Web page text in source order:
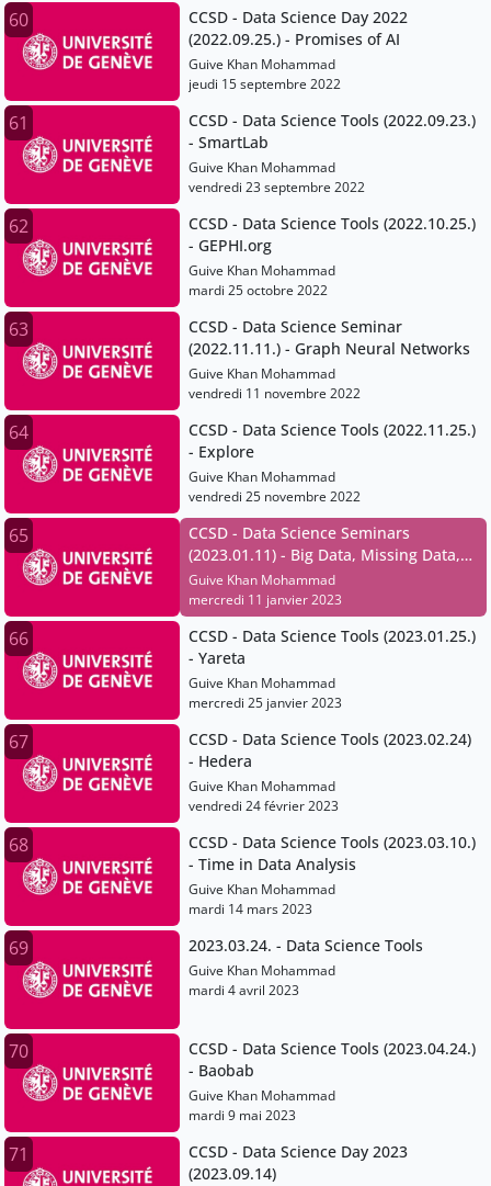
60
CCSD - Data Science Day 2022
(2022.09.25.) - Promises of AI
Guive Khan Mohammad
jeudi 15 septembre 2022
61
CCSD - Data Science Tools (2022.09.23.)
- SmartLab
Guive Khan Mohammad
vendredi 23 septembre 2022
62
CCSD - Data Science Tools (2022.10.25.)
- GEPHI.org
Guive Khan Mohammad
mardi 25 octobre 2022
63
CCSD - Data Science Seminar
(2022.11.11.) - Graph Neural Networks
Guive Khan Mohammad
vendredi 11 novembre 2022
64
CCSD - Data Science Tools (2022.11.25.)
- Explore
Guive Khan Mohammad
vendredi 25 novembre 2022
65
CCSD - Data Science Seminars
(2023.01.11) - Big Data, Missing Data,
and everything in between
Guive Khan Mohammad
mercredi 11 janvier 2023
66
CCSD - Data Science Tools (2023.01.25.)
- Yareta
Guive Khan Mohammad
mercredi 25 janvier 2023
67
CCSD - Data Science Tools (2023.02.24)
- Hedera
Guive Khan Mohammad
vendredi 24 février 2023
68
CCSD - Data Science Tools (2023.03.10.)
- Time in Data Analysis
Guive Khan Mohammad
mardi 14 mars 2023
69 2023.03.24. - Data Science Tools
Guive Khan Mohammad
mardi 4 avril 2023
70
CCSD - Data Science Tools (2023.04.24.)
- Baobab
Guive Khan Mohammad
mardi 9 mai 2023
71
CCSD - Data Science Day 2023
(2023.09.14)